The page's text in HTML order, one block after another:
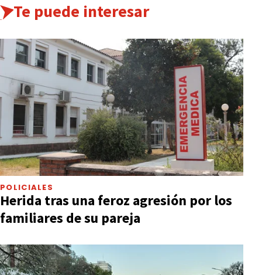
Te puede interesar
POLICIALES
Herida tras una feroz agresión por los
familiares de su pareja